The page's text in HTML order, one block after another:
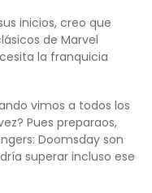
inicios, creo que
de Marvel
la franquicia
vimos a todos los
Pues preparaos,
Doomsday son
superar incluso ese